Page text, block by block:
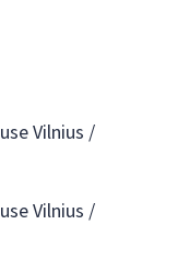
Vilnius /
Vilnius /